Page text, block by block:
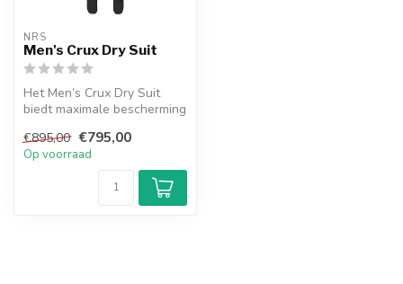
NRS
Men's Crux Dry Suit
Het Men’s Crux Dry Suit
biedt maximale bescherming
...
€895,00 €795,00
Op voorraad